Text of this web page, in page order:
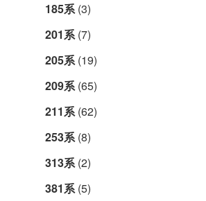
185系(3)
201系(7)
205系(19)
209系(65)
211系(62)
253系(8)
313系(2)
381系(5)